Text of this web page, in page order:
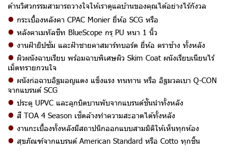
ด้านวิศวกรรมสามารถวางใจให้เราดูแลบ้านของคุณได้อย่างไร้กังวล
• กระเบื้องหลังคา CPAC Monier ยี่ห้อ SCG หรือ
• หลังคาเมทัลชีท BlueScope กรุ PU หนา 1 นิ้ว
• งานฝ้ายิปซั่ม และฝ้าชายคาสมาร์ทบอร์ด ยี่ห้อ ตราช้าง ทั้งหลัง
• ผิวผนังฉาบเรียบ พร้อมฉาบพิเศษผิว Skim Coat ผนังเรียบเนียนไร้
เม็ดทรายกวนใจ
• ผนังก่อฉาบอิฐมอญแดง แข็งแรง ทนทาน หรือ อิฐมวลเบา Q-CON
จากแบรนด์ SCG
• ประตู UPVC และลูกบิดบานพับจากแบรนด์ชั้นนำทั้งหลัง
• สี TOA 4 Season เช็ดล้างทำความสะอาดได้ทั้งหลัง
• งานกะเบื้องทั้งหลังมีสถาปนิกออกแบบสามมิติให้เห็นทุกห้อง
• สุขภัณฑ์จากแบรนด์ American Standard หรือ Cotto ทุกชิ้น